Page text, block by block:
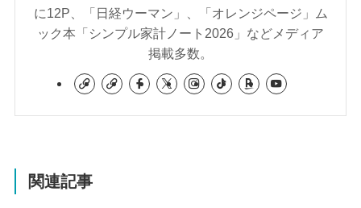
に12P、「日経ウーマン」、「オレンジページ」ム
ック本「シンプル家計ノート2026」などメディア
掲載多数。
関連記事